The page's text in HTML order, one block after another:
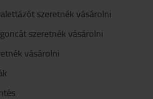
szeretnék vásárolni
szeretnék vásárolni
vásárolni